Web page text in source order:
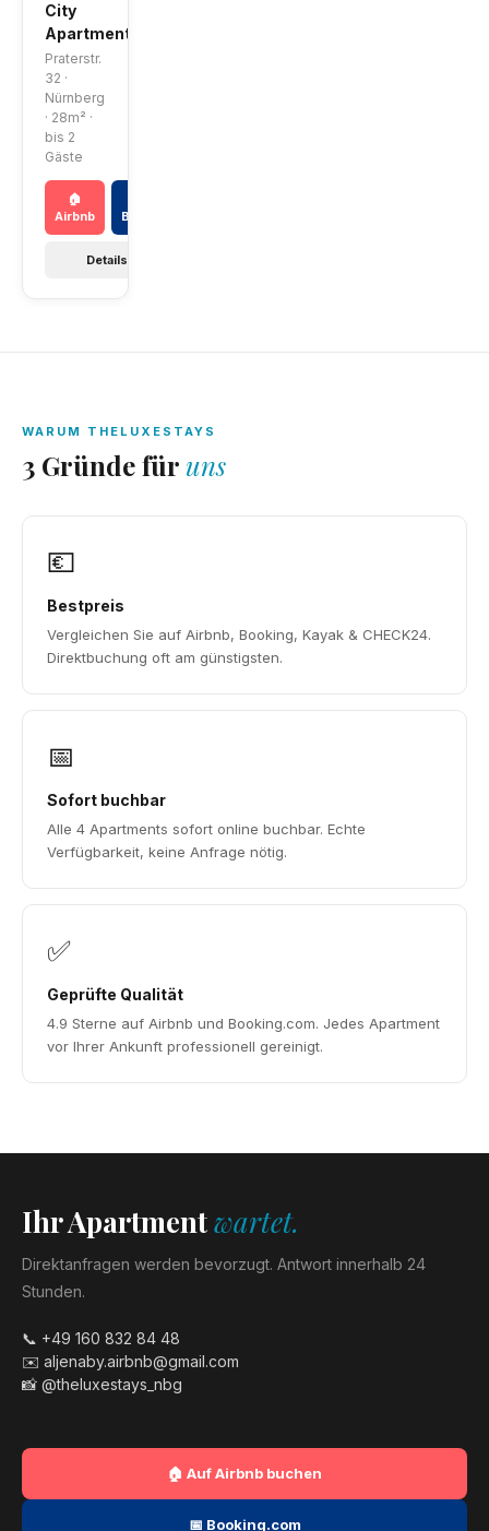
City
Apartment
Praterstr.
32 ·
Nürnberg
· 28m² ·
bis 2
Gäste
🏠
Airbnb
Booking
Details →
WARUM THELUXESTAYS
3 Gründe für uns
💶
Bestpreis
Vergleichen Sie auf Airbnb, Booking, Kayak & CHECK24.
Direktbuchung oft am günstigsten.
📅
Sofort buchbar
Alle 4 Apartments sofort online buchbar. Echte
Verfügbarkeit, keine Anfrage nötig.
✅
Geprüfte Qualität
4.9 Sterne auf Airbnb und Booking.com. Jedes Apartment
vor Ihrer Ankunft professionell gereinigt.
Ihr Apartmentwartet.
Direktanfragen werden bevorzugt. Antwort innerhalb 24
Stunden.
📞 +49 160 832 84 48
✉️ aljenaby.airbnb@gmail.com
📸 @theluxestays_nbg
🏠 Auf Airbnb buchen
📅 Booking.com